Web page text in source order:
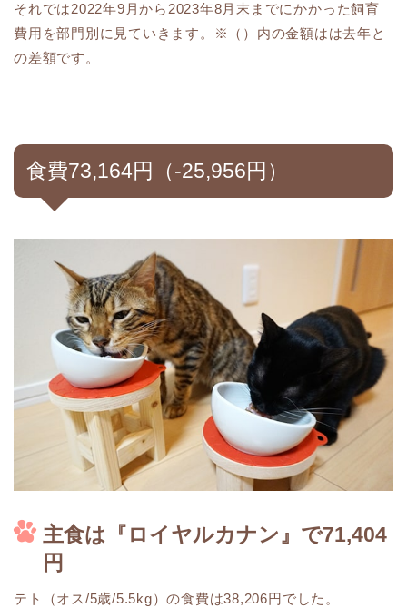
それでは2022年9月から2023年8月末までにかかった飼育
費用を部門別に見ていきます。※（）内の金額はは去年と
の差額です。
食費73,164円（-25,956円）
主食は『ロイヤルカナン』で71,404
円
テト（オス/5歳/5.5kg）の食費は38,206円でした。